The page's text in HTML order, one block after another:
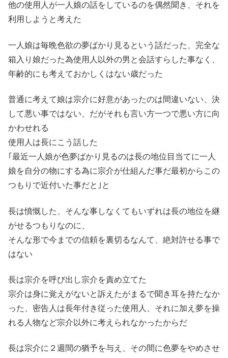
他の使用人が一人娘の話をしているのを偶然聞き、それを
利用しようと考えた
一人娘は毎晩色欲の夢ばかり見るという話だった、完全な
箱入り娘だった為使用人以外の男と会話すらした事なく、
年齢的にも考えておかしくはない歳だった
普通に考えて娘は宗介に好意があったのは間違いない、決
して悪い事ではない、だがそれも言い方一つで悪い方に向
かわせれる
使用人は長にこう話した
｢最近一人娘が色夢ばかり見るのは長の地位目当てに一人
娘を自分の物にする為に宗介が仕組んだ事だ最初からこの
つもりで近付いた事だと｣と
長は憤慨した、そんな事しなくてもいずれは長の地位を継
がせるつもりなのに、
そんな形で今までの信頼を裏切るなんて、絶対許せる事で
はない
長は宗介を呼び出し宗介を責め立てた
宗介は身に覚えがないと訴えたがまるで聞き耳を持たなか
った、密告人は長年付き従った使用人、それに加え夢を操
れる人物など宗介以外に考えられなかったからだ
長は宗介に２週間の猶予を与え、その間に色夢をやめさせ